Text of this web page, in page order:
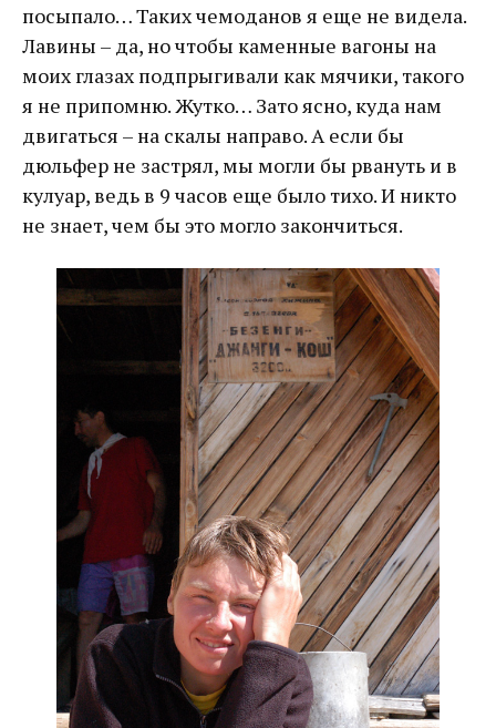
посыпало… Таких чемоданов я еще не видела.
Лавины – да, но чтобы каменные вагоны на
моих глазах подпрыгивали как мячики, такого
я не припомню. Жутко… Зато ясно, куда нам
двигаться – на скалы направо. А если бы
дюльфер не застрял, мы могли бы рвануть и в
кулуар, ведь в 9 часов еще было тихо. И никто
не знает, чем бы это могло закончиться.